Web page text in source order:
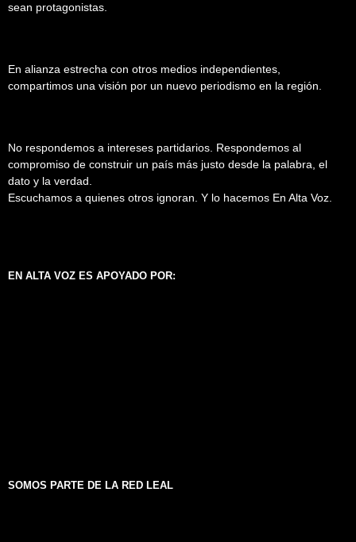
sean protagonistas.
En alianza estrecha con otros medios independientes,
compartimos una visión por un nuevo periodismo en la región.
No respondemos a intereses partidarios. Respondemos al
compromiso de construir un país más justo desde la palabra, el
dato y la verdad.
Escuchamos a quienes otros ignoran. Y lo hacemos En Alta Voz.
EN ALTA VOZ ES APOYADO POR:
SOMOS PARTE DE LA RED LEAL